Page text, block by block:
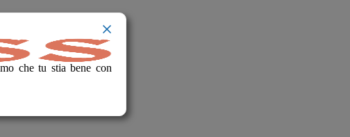
che tu stia bene con